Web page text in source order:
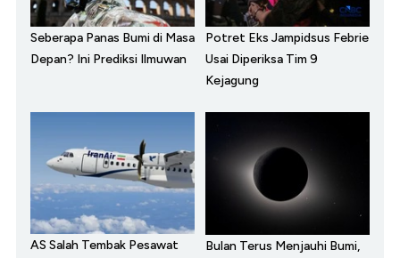
Seberapa Panas Bumi di Masa
Depan? Ini Prediksi Ilmuwan
Potret Eks Jampidsus Febrie
Usai Diperiksa Tim 9
Kejagung
AS Salah Tembak Pesawat
Bulan Terus Menjauhi Bumi,